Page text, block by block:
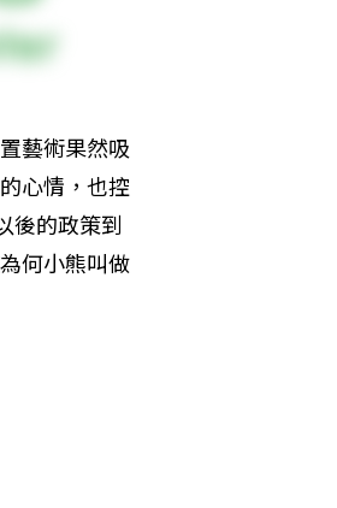
藝術果然吸
心情，也控
後的政策到
何小熊叫做